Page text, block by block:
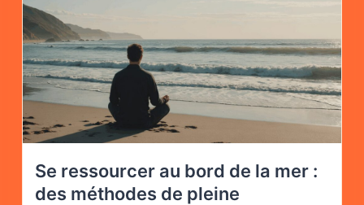
Se ressourcer au bord de la mer :
des méthodes de pleine